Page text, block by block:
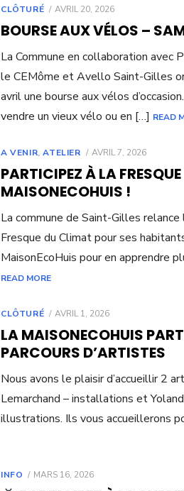
CLÔTURÉ
POSTED
AVRIL 20, 2026
BOURSE AUX VÉLOS –
La Commune en collaboration avec
le CEMôme et Avello Saint-Gilles
avril une bourse aux vélos
vendre un vieux vélo ou en […] READ
A VENIR,ATELIER
POSTED
ON
AVRIL 7, 2026
PARTICIPEZ À LA
MAISONECOHUIS !
La commune de Saint-Gilles
Fresque du Climat pour ses
MaisonEcoHuis pour en apprendre
READ MORE
CLÔTURÉ
POSTED
AVRIL 1, 2026
LA MAISONECOHUIS
PARCOURS D’ARTISTES
Nous avons le plaisir d’accueillir 2
Lemarchand – installations et
illustrations. Ils vous accueillerons
INFO
POSTED
MARS 16, 2026